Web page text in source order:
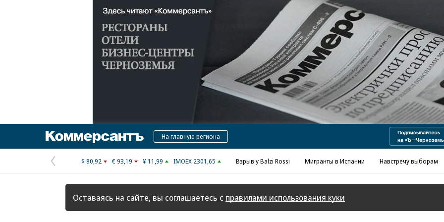
Реклама в «Ъ» www.kommersant.ru/ad
КоммерсантъНа главную региона
Предыдущая
страница
$ 80,92 € 93,19 ¥ 11,99 IMOEX 2301,65 Взрыв у Balzi Rossi Мигранты в Испании Навстречу выборам
Оставаясь на сайте, вы соглашаетесь с правилами использования куки